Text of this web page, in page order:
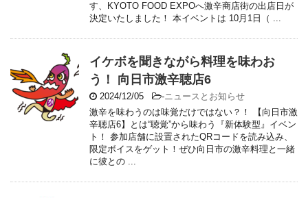
す、KYOTO FOOD EXPOへ激辛商店街の出店日が
決定いたしました！ 本イベントは 10月1日（ ...
イケボを聞きながら料理を味わお
う！ 向日市激辛聴店6
2024/12/05 -ニュースとお知らせ
激辛を味わうのは味覚だけではない？！ 【向日市激
辛聴店6】とは“聴覚”から味わう『新体験型』イベン
ト！ 参加店舗に設置されたQRコードを読み込み、
限定ボイスをゲット！ぜひ向日市の激辛料理と一緒
に彼との ...